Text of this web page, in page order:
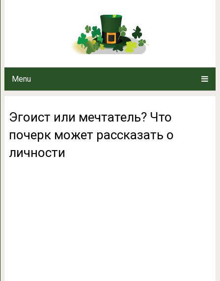
Menu
Эгоист или мечтатель? Что
Эгоист или мечтатель? Что
почерк может рассказать о
личности